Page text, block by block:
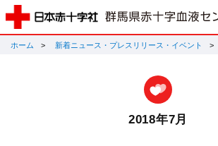
ホーム 新着ニュース・プレスリリース・イベント
2018年7月